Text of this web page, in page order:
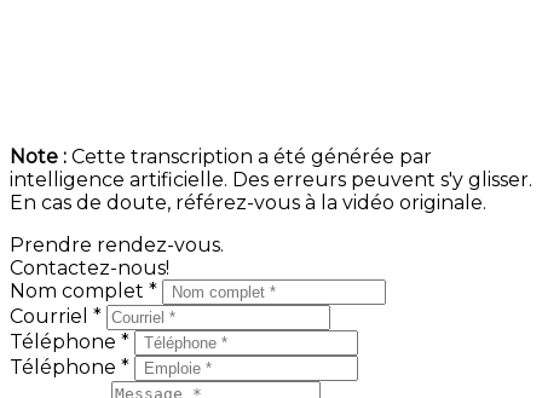
Note : Cette transcription a été générée par
intelligence artificielle. Des erreurs peuvent s'y glisser.
En cas de doute, référez-vous à la vidéo originale.
Prendre rendez-vous.
Contactez-nous!
Nom complet *
Courriel *
Téléphone *
Téléphone *